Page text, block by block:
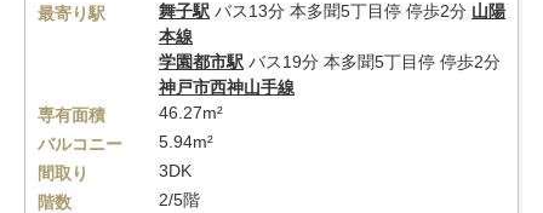
最寄り駅
舞子駅 バス13分 本多聞5丁目停 停歩2分 山陽
本線
学園都市駅 バス19分 本多聞5丁目停 停歩2分
神戸市西神山手線
専有面積
46.27m²
バルコニー
5.94m²
間取り
3DK
階数
2/5階